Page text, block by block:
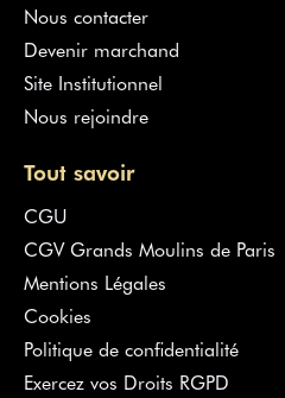
Nous contacter
Devenir marchand
Site Institutionnel
Nous rejoindre
Tout savoir
CGU
CGV Grands Moulins de Paris
Mentions Légales
Cookies
Politique de confidentialité
Exercez vos Droits RGPD